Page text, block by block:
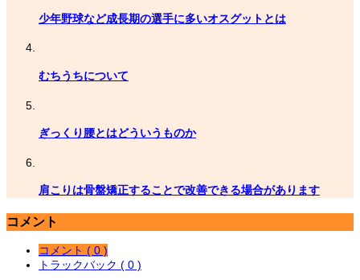
少年野球など成長期の選手に多いオスグットとは
むちうちについて
ぎっくり腰とはどういうものか
肩こりは骨盤矯正することで改善できる場合があります
コメント
コメント ( 0 )
トラックバック ( 0 )